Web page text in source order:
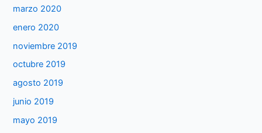
marzo 2020
enero 2020
noviembre 2019
octubre 2019
agosto 2019
junio 2019
mayo 2019